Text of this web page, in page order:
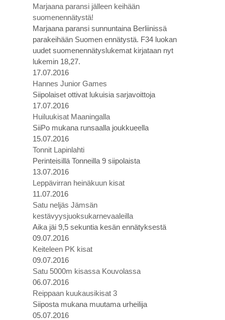
Marjaana paransi jälleen keihään
suomenennätystä!
Marjaana paransi sunnuntaina Berliinissä
parakeihään Suomen ennätystä. F34 luokan
uudet suomenennätyslukemat kirjataan nyt
lukemin 18,27.
17.07.2016
Hannes Junior Games
Siipolaiset ottivat lukuisia sarjavoittoja
17.07.2016
Huiluukisat Maaningalla
SiiPo mukana runsaalla joukkueella
15.07.2016
Tonnit Lapinlahti
Perinteisillä Tonneilla 9 siipolaista
13.07.2016
Leppävirran heinäkuun kisat
11.07.2016
Satu neljäs Jämsän
kestävyysjuoksukarnevaaleilla
Aika jäi 9,5 sekuntia kesän ennätyksestä
09.07.2016
Keiteleen PK kisat
09.07.2016
Satu 5000m kisassa Kouvolassa
06.07.2016
Reippaan kuukausikisat 3
Siiposta mukana muutama urheilija
05.07.2016